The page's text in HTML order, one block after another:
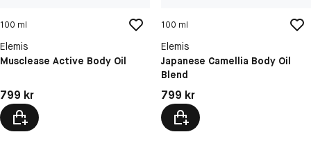
100 ml
Elemis
Musclease Active Body Oil
Pris: 799 kr
799 kr
100 ml
Elemis
Japanese Camellia Body Oil
Blend
Pris: 799 kr
799 kr